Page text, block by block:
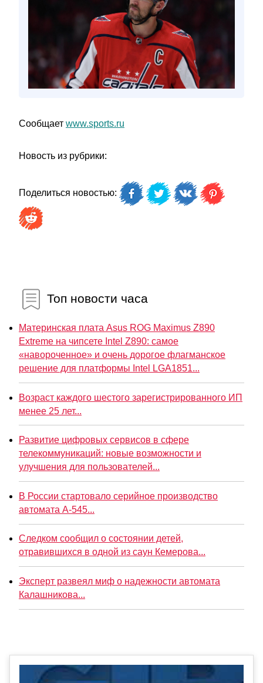
Сообщает www.sports.ru
Новость из рубрики:
Поделиться новостью:
Топ новости часа
Материнская плата Asus ROG Maximus Z890
Extreme на чипсете Intel Z890: самое
«навороченное» и очень дорогое флагманское
решение для платформы Intel LGA1851...
Возраст каждого шестого зарегистрированного ИП
менее 25 лет...
Развитие цифровых сервисов в сфере
телекоммуникаций: новые возможности и
улучшения для пользователей...
В России стартовало серийное производство
автомата А-545...
Следком сообщил о состоянии детей,
отравившихся в одной из саун Кемерова...
Эксперт развеял миф о надежности автомата
Калашникова...